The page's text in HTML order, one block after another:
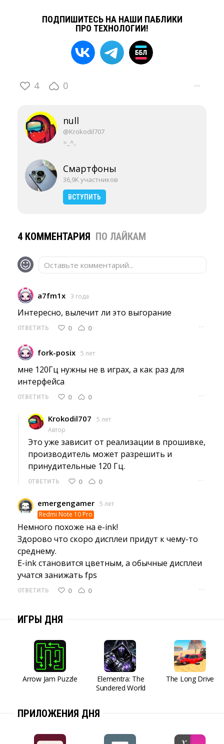
ПОДПИШИТЕСЬ НА НАШИ ПАБЛИКИ
ПРО ТЕХНОЛОГИИ!
4 0 ···
null
@Krokodil707
>_^。
Смартфоны
36,9K участников
ВСТУПИТЬ
4 КОММЕНТАРИЯ ПО ЛАЙКАМ
Оставьте комментарий...
a7fm1x 3 года
Интересно, вылечит ли это выгорание
ОТВЕТИТЬ 0 0 ···
fork-posix 5 лет
мне 120Гц нужны не в играх, а как раз для
интерфейса
ОТВЕТИТЬ 0 0 ···
Krokodil707
5 лет
Автор
Это уже зависит от реализации в прошивке,
производитель может разрешить и
принудительные 120 Гц.
ОТВЕТИТЬ 0 0 ···
emergengamer 5 лет
Redmi Note 10 Pro
Немного похоже на e-ink!
Здорово что скоро дисплеи придут к чему-то
среднему.
E-ink становится цветным, а обычные дисплеи
учатся занижать fps
ОТВЕТИТЬ 0 0 ···
ИГРЫ ДНЯ
Arrow Jam Puzzle
Elementra: The
Sundered World
The Long Drive
ПРИЛОЖЕНИЯ ДНЯ